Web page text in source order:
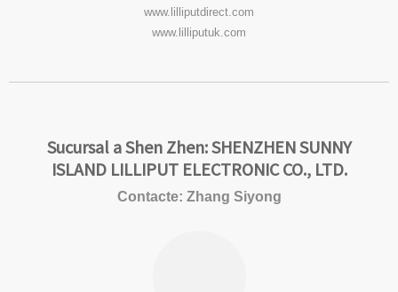
www.lilliputdirect.com
www.lilliputuk.com
Sucursal a Shen Zhen: SHENZHEN SUNNY
ISLAND LILLIPUT ELECTRONIC CO., LTD.
Contacte: Zhang Siyong